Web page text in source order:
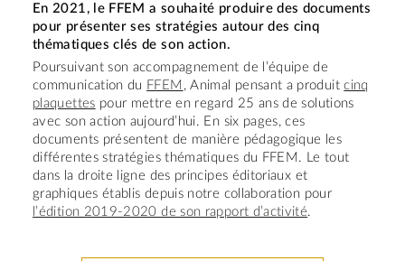
En 2021, le FFEM a souhaité produire des documents
pour présenter ses stratégies autour des cinq
thématiques clés de son action.
Poursuivant son accompagnement de l’équipe de
communication du FFEM , Animal pensant a produitcinq
plaquettes pour mettre en regard 25 ans de solutions
avec son action aujourd’hui. En six pages, ces
documents présentent de manière pédagogique les
différentes stratégies thématiques du FFEM. Le tout
dans la droite ligne des principes éditoriaux et
graphiques établis depuis notre collaboration pour
l’édition 2019-2020 de son rapport d’activité.